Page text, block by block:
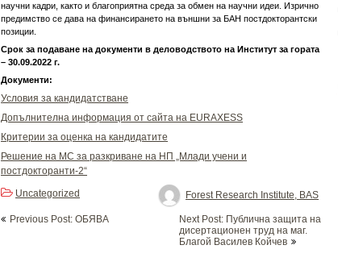
научни кадри, както и благоприятна среда за обмен на научни идеи. Изрично
предимство се дава на финансирането на външни за БАН постдокторантски
позиции.
Срок за подаване на документи в деловодството на Институт за гората
– 30.09.2022 г.
Документи:
Условия за кандидатстване
Допълнителна информация от сайта на EURAXESS
Критерии за оценка на кандидатите
Решение на МС за разкриване на НП „Млади учени и
постдокторанти-2“
Forest Research Institute, BAS
Uncategorized
navigation
Previous Post: ОБЯВА
Next Post: Публична защита на
дисертационен труд на маг.
Благой Василев Койчев